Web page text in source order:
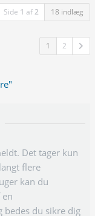
Side 1 af2 18 indlæg
1 2
Det tager kun
flere
kan du
du sikre dig